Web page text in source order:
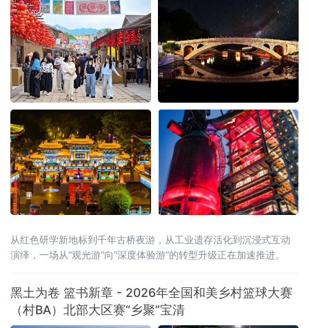
从红色研学新地标到千年古桥夜游，从工业遗存活化到沉浸式互动
演绎，一场从“观光游”向“深度体验游”的转型升级正在加速推进。
黑土为卷 篮书新章 - 2026年全国和美乡村篮球大赛
（村BA）北部大区赛“乡聚”宝清